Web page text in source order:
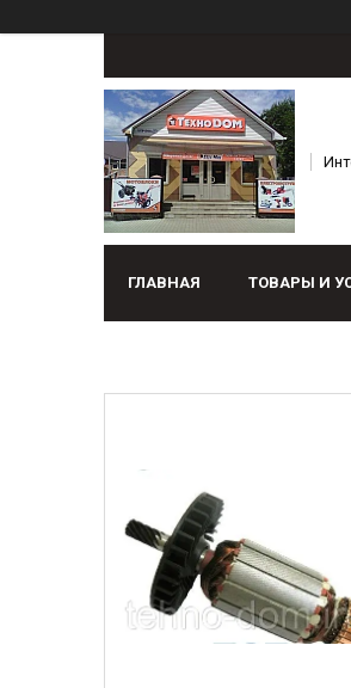
ГЛАВНАЯ ТОВАРЫ И